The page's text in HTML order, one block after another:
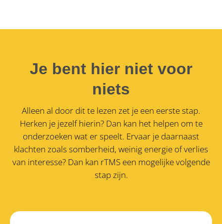
Je bent hier niet voor
niets
Alleen al door dit te lezen zet je een eerste stap.
Herken je jezelf hierin? Dan kan het helpen om te
onderzoeken wat er speelt. Ervaar je daarnaast
klachten zoals somberheid, weinig energie of verlies
van interesse? Dan kan rTMS een mogelijke volgende
stap zijn.